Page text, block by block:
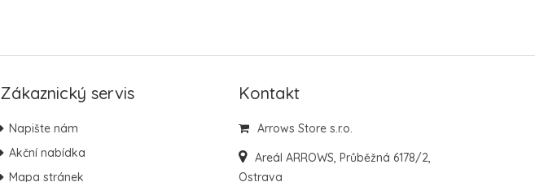
Zákaznický servis
Napište nám
Akční nabídka
Mapa stránek
Kontakt
Arrows Store s.r.o.
Areál ARROWS, Průběžná 6178/2,
Ostrava